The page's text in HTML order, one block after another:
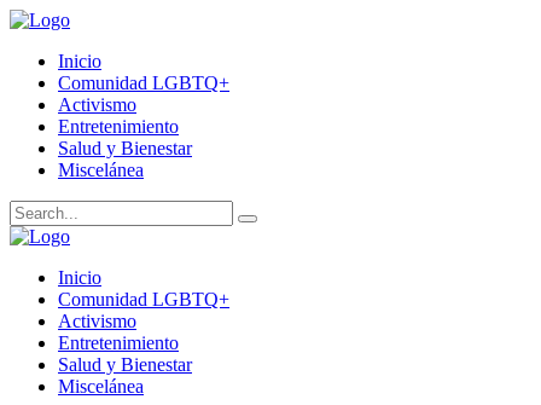
Inicio
Comunidad LGBTQ+
Activismo
Entretenimiento
Salud y Bienestar
Miscelánea
Inicio
Comunidad LGBTQ+
Activismo
Entretenimiento
Salud y Bienestar
Miscelánea